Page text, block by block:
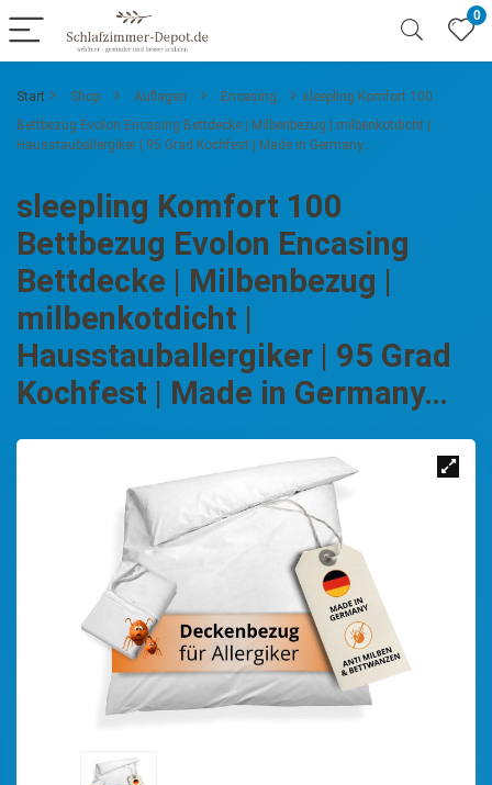
0
Start Shop Auflagen Encasing
sleepling Komfort 100
Bettbezug Evolon Encasing Bettdecke | Milbenbezug | milbenkotdicht |
Hausstauballergiker | 95 Grad Kochfest | Made in Germany…
sleepling Komfort 100
Bettbezug Evolon Encasing
Bettdecke | Milbenbezug |
milbenkotdicht |
Hausstauballergiker | 95 Grad
Kochfest | Made in Germany…